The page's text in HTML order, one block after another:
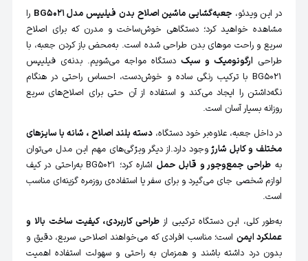
در این ویدئو،جعبه‌گشایی ماشین اصلاح بدن فیلیپس مدل BG5021
را
مشاهده خواهید کرد؛ دستگاهی خوش‌ساخت و مدرن که برای اصلاح
سریع و راحت موهای بدن طراحی شده است. به‌محض باز کردن جعبه، با
طراحی ارگونومیک و سبک دستگاه مواجه می‌شویم. بدنه‌ی فیلیپس
BG5021 با ترکیب رنگی ساده و خوش‌دست، احساس راحتی در هنگام
نگه‌داشتن را ایجاد می‌کند و استفاده از آن حتی برای اصلاح‌های سریع
روزانه بسیار آسان است.
در داخل جعبه، علاوه‌بر خود دستگاه، دسته بلند اصلاح ، شانه با سایزهای
مختلف و کابل شارژ وجود دارد.از دیگر ویژگی‌های مهم این مدل می‌توان
به طراحی جمع‌وجور و قابل حمل
اشاره کرد؛ BG5021 به‌راحتی در کیف
لوازم شخصی جای می‌گیرد و برای سفر یا استفاده‌ی روزمره گزینه‌ای مناسب
است.
به‌طور کلی، این دستگاه ترکیبی از طراحی کاربردی، کیفیت ساخت بالا و
عملکرد ایمن است؛ مناسب افرادی که می‌خواهند اصلاحی سریع، دقیق و
بدون درد داشته باشند و همزمان به راحتی و سهولت استفاده اهمیت